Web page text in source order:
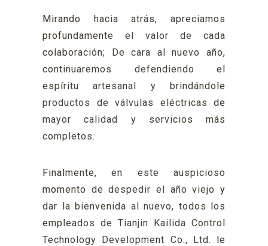
Mirando hacia atrás, apreciamos
profundamente el valor de cada
colaboración; De cara al nuevo año,
continuaremos defendiendo el
espíritu artesanal y brindándole
productos de válvulas eléctricas de
mayor calidad y servicios más
completos.
Finalmente, en este auspicioso
momento de despedir el año viejo y
dar la bienvenida al nuevo, todos los
empleados de Tianjin Kailida Control
Technology Development Co., Ltd. le